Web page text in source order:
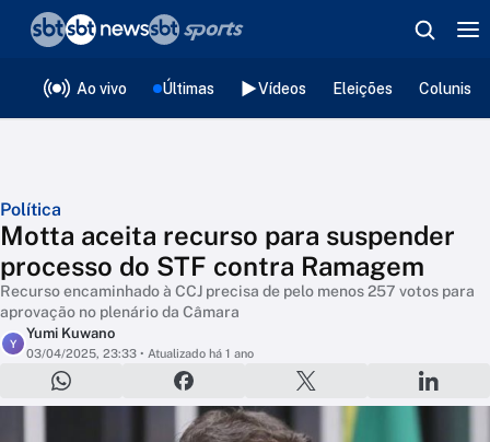
Ao vivo Últimas Vídeos Eleições
Política
Motta aceita recurso para suspender
processo do STF contra Ramagem
Recurso encaminhado à CCJ precisa de pelo menos 257 votos para
aprovação no plenário da Câmara
Y
Yumi Kuwano
03/04/2025, 23:33 • Atualizado há 1 ano
❮voltar
Editorias